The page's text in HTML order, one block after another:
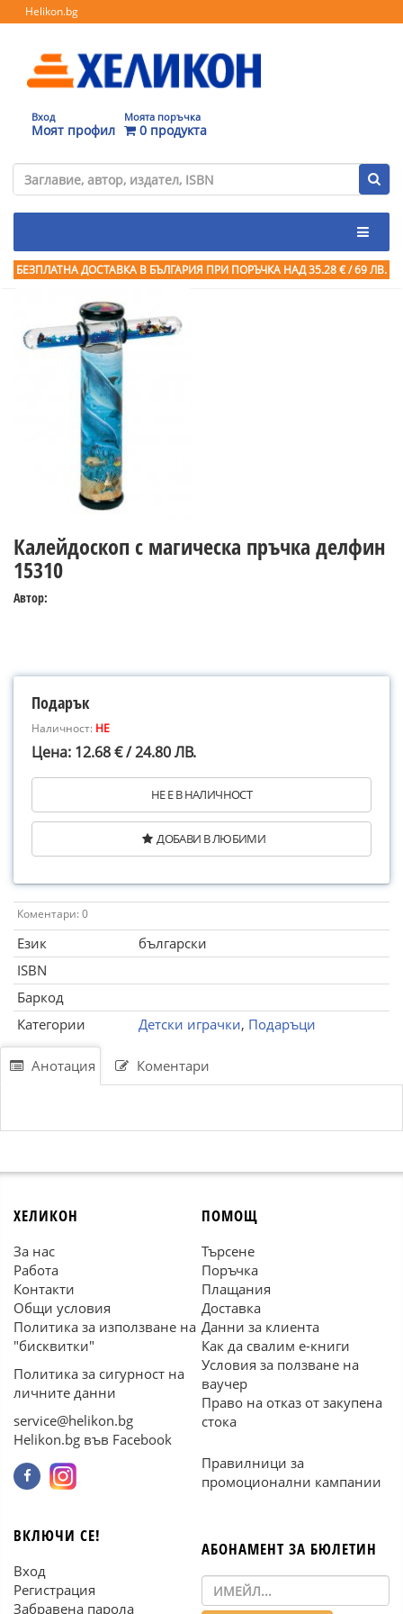
Helikon.bg
Вход
Моят профил
Моята поръчка
0 продукта
БЕЗПЛАТНА ДОСТАВКА В БЪЛГАРИЯ ПРИ ПОРЪЧКА НАД 35.28 € / 69 ЛВ.
Калейдоскоп с магическа пръчка делфин
15310
Автор:
Подарък
Наличност: НЕ
Цена: 12.68 € / 24.80 ЛВ.
НЕ Е В НАЛИЧНОСТ
ДОБАВИ В ЛЮБИМИ
Коментари: 0
Език
български
ISBN
Баркод
Категории
Детски играчки, Подаръци
Анотация Коментари
ХЕЛИКОН
За нас
Работа
Контакти
Общи условия
Политика за използване на
"бисквитки"
Политика за сигурност на
личните данни
service@helikon.bg
Helikon.bg във Facebook
ПОМОЩ
Търсене
Поръчка
Плащания
Доставка
Данни за клиента
Как да свалим е-книги
Условия за ползване на
ваучер
Право на отказ от закупена
стока
Правилници за
промоционални кампании
ВКЛЮЧИ СЕ!
Вход
Регистрация
Забравена парола
АБОНАМЕНТ ЗА БЮЛЕТИН